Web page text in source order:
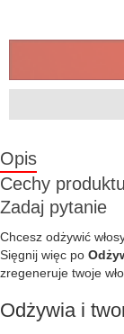
Opis
Cechy produktu
Zadaj pytanie
Chcesz odżywić
Sięgnij więc po
zregeneruje twoje
Odżywia i